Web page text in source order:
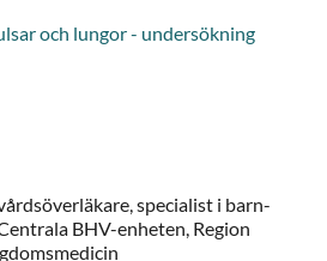
och lungor - undersökning
specialist i barn-
BHV-enheten, Region